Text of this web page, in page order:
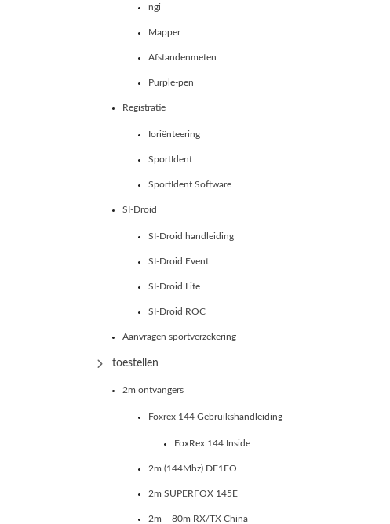
ngi
Mapper
Afstandenmeten
Purple-pen
Registratie
Ioriënteering
SportIdent
SportIdent Software
SI-Droid
SI-Droid handleiding
SI-Droid Event
SI-Droid Lite
SI-Droid ROC
Aanvragen sportverzekering
toestellen
2m ontvangers
Foxrex 144 Gebruikshandleiding
FoxRex 144 Inside
2m (144Mhz) DF1FO
2m SUPERFOX 145E
2m – 80m RX/TX China